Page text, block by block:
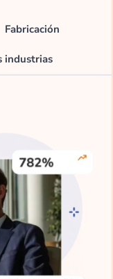
Fabricación
industrias